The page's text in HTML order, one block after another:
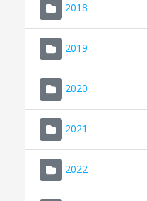
2018
2019
2020
2021
2022